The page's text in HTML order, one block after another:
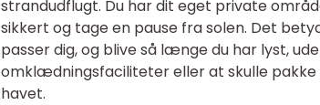
strandudflugt. Du har dit eget private
sikkert og tage en pause fra solen. Det
passer dig, og blive så længe du har lyst,
omklædningsfaciliteter eller at skulle pakke
havet.